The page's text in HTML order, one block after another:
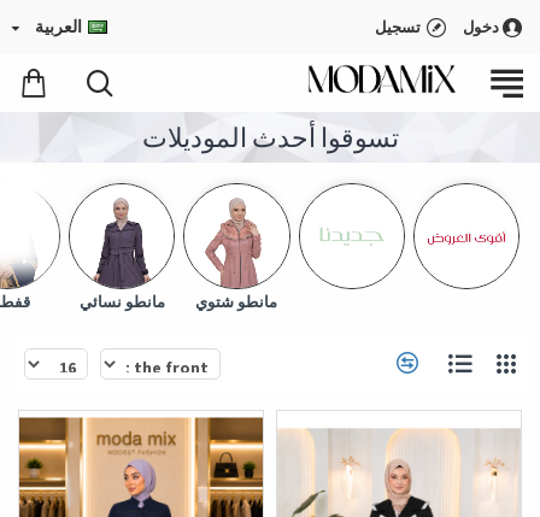
دخول تسجيل العربية
تسوقوا أحدث الموديلات
مانطو شتوي مانطو نسائي